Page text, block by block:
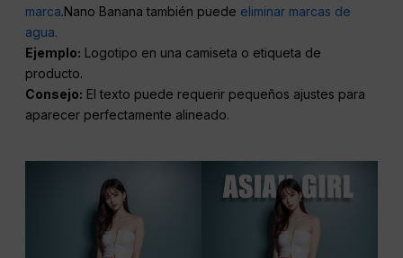
marca.Nano Banana también puede eliminar marcas de
agua.
Ejemplo: Logotipo en una camiseta o etiqueta de
producto.
Consejo: El texto puede requerir pequeños ajustes para
aparecer perfectamente alineado.